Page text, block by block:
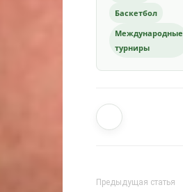
Баскетбол
Международные
турниры
Предыдущая статья